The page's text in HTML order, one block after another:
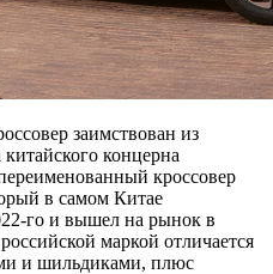
заимствован из
концерна
кроссовер
в самом Китае
го и вышел на рынок в
маркой отличается
и шильдиками, плюс